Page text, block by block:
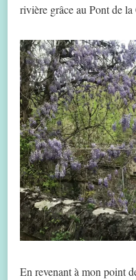
rivière grâce au Pont de la
En revenant à mon point